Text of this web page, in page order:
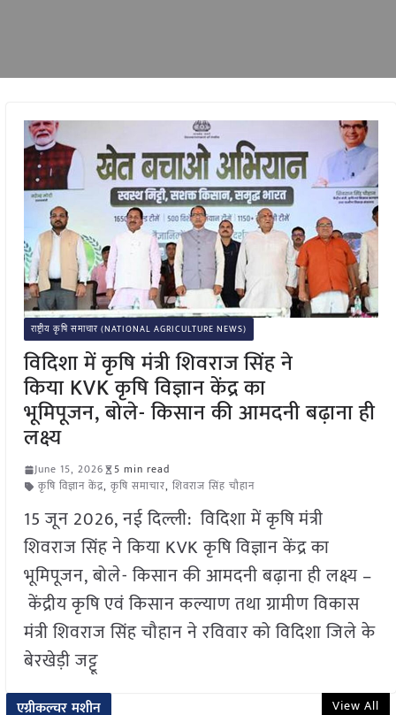
राष्ट्रीय कृषि समाचार (NATIONAL AGRICULTURE NEWS)
विदिशा में कृषि मंत्री शिवराज सिंह ने
किया KVK कृषि विज्ञान केंद्र का
भूमिपूजन, बोले- किसान की आमदनी बढ़ाना ही
लक्ष्य
June 15, 2026
5 min read
कृषि विज्ञान केंद्र, कृषि समाचार, शिवराज सिंह चौहान
15 जून 2026, नई दिल्ली: विदिशा में कृषि मंत्री
शिवराज सिंह ने किया KVK कृषि विज्ञान केंद्र का
भूमिपूजन, बोले- किसान की आमदनी बढ़ाना ही लक्ष्य –
केंद्रीय कृषि एवं किसान कल्याण तथा ग्रामीण विकास
मंत्री शिवराज सिंह चौहान ने रविवार को विदिशा जिले के
बेरखेड़ी जट्टू
एग्रीकल्चर मशीन View All